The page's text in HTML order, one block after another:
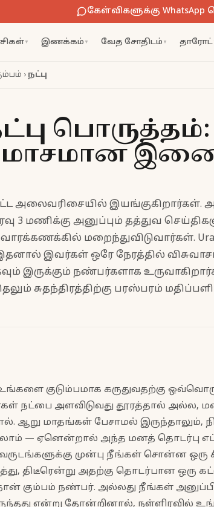
கேள்விகளுக்கு
▼ இணக்கம் ▼ வேத சோதிடம் ▼ தாரோட்
› நட்பு
பொருத்தம்:
அலைவரிசையில் இயங்குகிறார்கள்.
3 மணிக்கு அனுப்பும் தத்துவ
மறைந்துவிடுவார்கள்.
இவர்கள் ஒரே நேரத்தில்
இருக்கும் நண்பர்களாக
சுதந்திரத்திற்கு பரஸ்பரம்
குடும்பமாக கருதுவதற்கு
நட்பை அளவிடுவது தூரத்தால் அல்ல,
ஆறு மாதங்கள் பேசாமல் இருந்தாலும்,
— ஏனென்றால் அந்த மனத் தொடர்பு
முன்பு நீங்கள் சொன்ன ஒரு
திடீரென்று அதற்கு தொடர்பான ஒரு
கும்பம் நண்பர். அல்லது நீங்கள் அனுப்பிய
என்று தோன்றினால், நள்ளிரவில்